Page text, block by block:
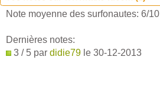
Note moyenne des surfonautes: 6/10
Dernières notes:
3 / 5 par didie79 le 30-12-2013